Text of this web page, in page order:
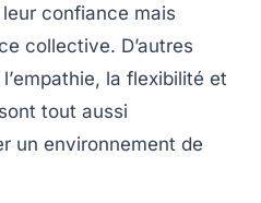
confiance mais
collective. D’autres
empathie, la flexibilité et
sont tout aussi
un environnement de